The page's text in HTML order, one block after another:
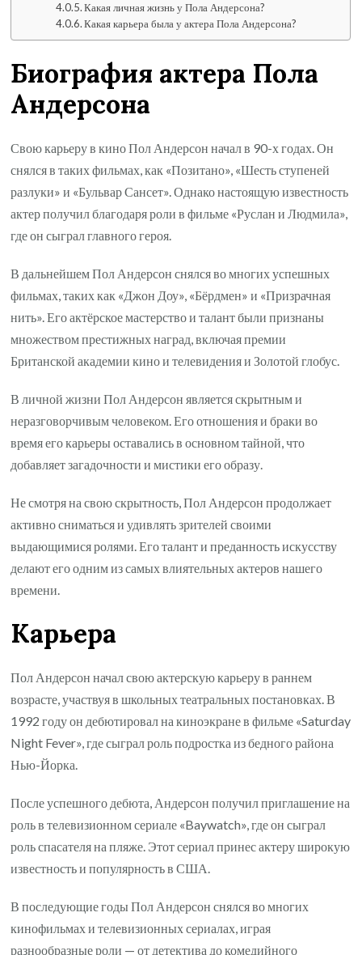
Какая личная жизнь у Пола Андерсона?
Какая карьера была у актера Пола Андерсона?
Биография актера Пола
Андерсона
Свою карьеру в кино Пол Андерсон начал в 90-х годах. Он
снялся в таких фильмах, как «Позитано», «Шесть ступеней
разлуки» и «Бульвар Сансет». Однако настоящую известность
актер получил благодаря роли в фильме «Руслан и Людмила»,
где он сыграл главного героя.
В дальнейшем Пол Андерсон снялся во многих успешных
фильмах, таких как «Джон Доу», «Бёрдмен» и «Призрачная
нить». Его актёрское мастерство и талант были признаны
множеством престижных наград, включая премии
Британской академии кино и телевидения и Золотой глобус.
В личной жизни Пол Андерсон является скрытным и
неразговорчивым человеком. Его отношения и браки во
время его карьеры оставались в основном тайной, что
добавляет загадочности и мистики его образу.
Не смотря на свою скрытность, Пол Андерсон продолжает
активно сниматься и удивлять зрителей своими
выдающимися ролями. Его талант и преданность искусству
делают его одним из самых влиятельных актеров нашего
времени.
Карьера
Пол Андерсон начал свою актерскую карьеру в раннем
возрасте, участвуя в школьных театральных постановках. В
1992 году он дебютировал на киноэкране в фильме «Saturday
Night Fever», где сыграл роль подростка из бедного района
Нью-Йорка.
После успешного дебюта, Андерсон получил приглашение на
роль в телевизионном сериале «Baywatch», где он сыграл
роль спасателя на пляже. Этот сериал принес актеру широкую
известность и популярность в США.
В последующие годы Пол Андерсон снялся во многих
кинофильмах и телевизионных сериалах, играя
разнообразные роли — от детектива до комедийного